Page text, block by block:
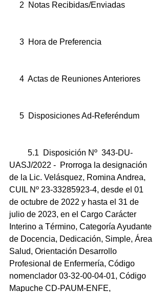
     2  Notas Recibidas/Enviadas
     3  Hora de Preferencia
     4  Actas de Reuniones Anteriores
     5  Disposiciones Ad-Referéndum
UASJ/2022 -  Prorroga la designación
de la Lic. Velásquez, Romina Andrea,
CUIL Nº 23-33285923-4, desde el 01
de octubre de 2022 y hasta el 31 de
julio de 2023, en el Cargo Carácter
Interino a Término, Categoría Ayudante
de Docencia, Dedicación, Simple, Área
Salud, Orientación Desarrollo
Profesional de Enfermería, Código
nomenclador 03-32-00-04-01, Código
Mapuche CD-PAUM-ENFE,